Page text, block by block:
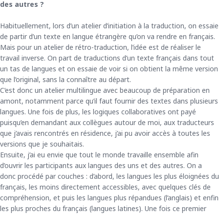
des autres ?
Habituellement, lors d’un atelier d’initiation à la traduction, on essaie
de partir d’un texte en langue étrangère qu’on va rendre en français.
Mais pour un atelier de rétro-traduction, l’idée est de réaliser le
travail inverse. On part de traductions d’un texte français dans tout
un tas de langues et on essaie de voir si on obtient la même version
que l’original, sans la connaître au départ.
C’est donc un atelier multilingue avec beaucoup de préparation en
amont, notamment parce qu’il faut fournir des textes dans plusieurs
langues. Une fois de plus, les logiques collaboratives ont payé
puisqu’en demandant aux collègues autour de moi, aux traducteurs
que j’avais rencontrés en résidence, j’ai pu avoir accès à toutes les
versions que je souhaitais.
Ensuite, j’ai eu envie que tout le monde travaille ensemble afin
d’ouvrir les participants aux langues des uns et des autres. On a
donc procédé par couches : d’abord, les langues les plus éloignées du
français, les moins directement accessibles, avec quelques clés de
compréhension, et puis les langues plus répandues (l’anglais) et enfin
les plus proches du français (langues latines). Une fois ce premier